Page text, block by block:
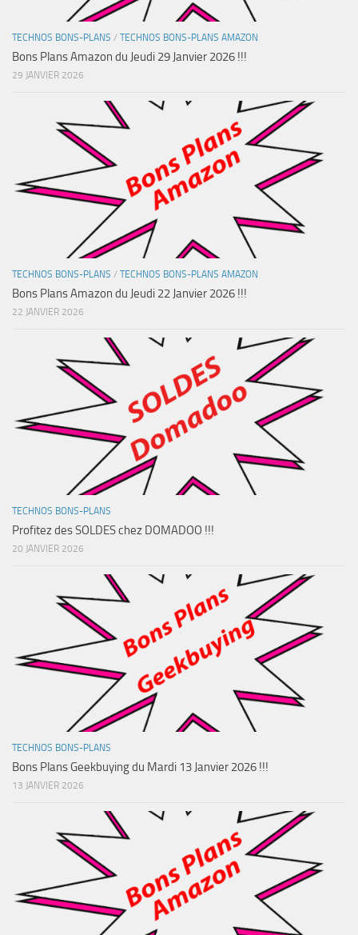
TECHNOS BONS-PLANS / TECHNOS BONS-PLANS AMAZON
Bons Plans Amazon du Jeudi 29 Janvier 2026 !!!
29 JANVIER 2026
TECHNOS BONS-PLANS / TECHNOS BONS-PLANS AMAZON
Bons Plans Amazon du Jeudi 22 Janvier 2026 !!!
22 JANVIER 2026
TECHNOS BONS-PLANS
Profitez des SOLDES chez DOMADOO !!!
20 JANVIER 2026
TECHNOS BONS-PLANS
Bons Plans Geekbuying du Mardi 13 Janvier 2026 !!!
13 JANVIER 2026